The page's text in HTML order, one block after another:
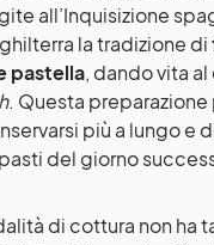
all’Inquisizione
la tradizione di
pastella, dando vita
. Questa
più a lungo e
del giorno
di cottura non ha